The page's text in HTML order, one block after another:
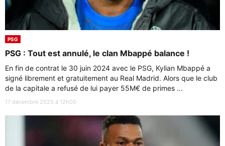
PSG
PSG : Tout est annulé, le clan Mbappé balance !
En fin de contrat le 30 juin 2024 avec le PSG, Kylian Mbappé a
signé librement et gratuitement au Real Madrid. Alors que le club
de la capitale a refusé de lui payer 55M€ de primes ...
17 décembre 2025 à 12h00